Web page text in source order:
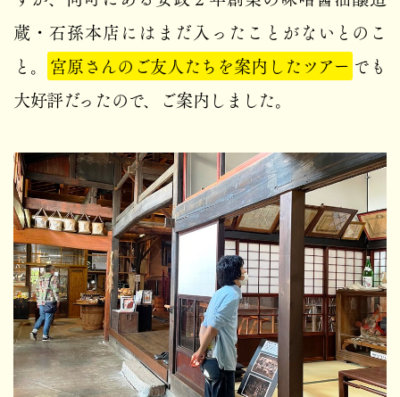
蔵・石孫本店にはまだ入ったことがないとのこ
と。 宮原さんのご友人たちを案内したツアー でも
大好評だったので、ご案内しました。